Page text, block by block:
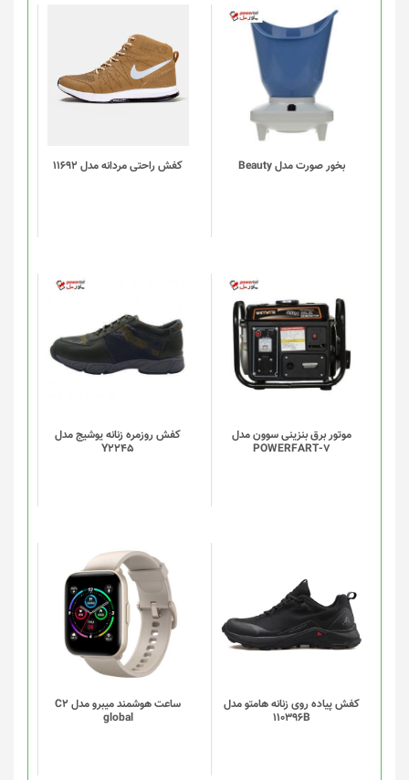
بخور صورت مدل Beauty کفش راحتی مردانه مدل 11692
محصول
دارای
انواع
مختلفی
گزینه
محصول
شوند
موتور برق بنزینی سوون مدل
POWERFART-7
کفش روزمره زنانه یوشیج مدل
Y2245
کفش پیاده روی زنانه هامتو مدل
110396B
محصول
دارای
انواع
مختلفی
گزینه
ها
ساعت هوشمند میبرو مدل C2
global
این
محصول
دارای
انواع
مختلفی
می
گزینه
ها